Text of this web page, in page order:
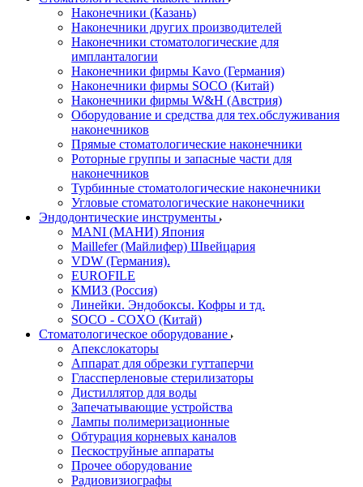
Наконечники (Казань)
Наконечники других производителей
Наконечники стоматологические для
импланталогии
Наконечники фирмы Kavo (Германия)
Наконечники фирмы SOCO (Китай)
Наконечники фирмы W&H (Австрия)
Оборудование и средства для тех.обслуживания
наконечников
Прямые стоматологические наконечники
Роторные группы и запасные части для
наконечников
Турбинные стоматологические наконечники
Угловые стоматологические наконечники
Эндодонтические инструменты
MANI (МАНИ) Япония
Maillefer (Майлифер) Швейцария
VDW (Германия).
EUROFILE
КМИЗ (Россия)
Линейки. Эндобоксы. Кофры и тд.
SOCO - COXO (Китай)
Стоматологическое оборудование
Апекслокаторы
Аппарат для обрезки гуттаперчи
Глассперленовые стерилизаторы
Дистиллятор для воды
Запечатывающие устройства
Лампы полимеризационные
Обтурация корневых каналов
Пескоструйные аппараты
Прочее оборудование
Радиовизиографы